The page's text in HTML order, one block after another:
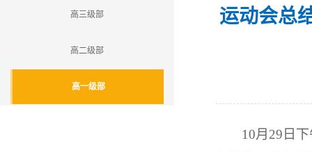
高三级部
高二级部
高一级部
运动会总
10月29日